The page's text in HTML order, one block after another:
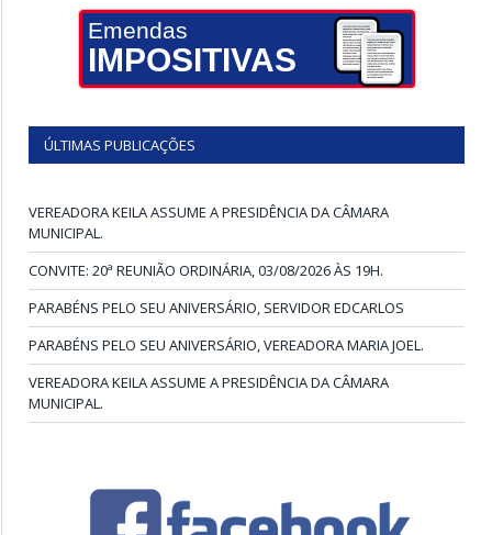
Emendas
IMPOSITIVAS
ÚLTIMAS PUBLICAÇÕES
VEREADORA KEILA ASSUME A PRESIDÊNCIA DA CÂMARA
MUNICIPAL.
CONVITE: 20ª REUNIÃO ORDINÁRIA, 03/08/2026 ÀS 19H.
PARABÉNS PELO SEU ANIVERSÁRIO, SERVIDOR EDCARLOS
PARABÉNS PELO SEU ANIVERSÁRIO, VEREADORA MARIA JOEL.
VEREADORA KEILA ASSUME A PRESIDÊNCIA DA CÂMARA
MUNICIPAL.